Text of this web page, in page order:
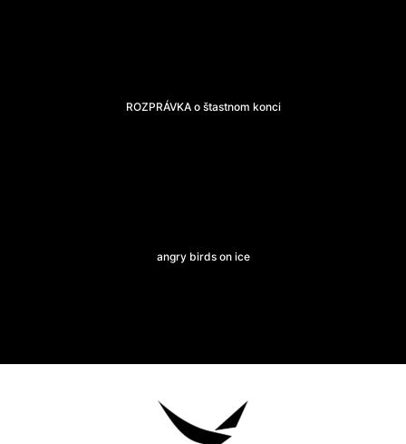
ROZPRÁVKA o štastnom konci
angry birds on ice